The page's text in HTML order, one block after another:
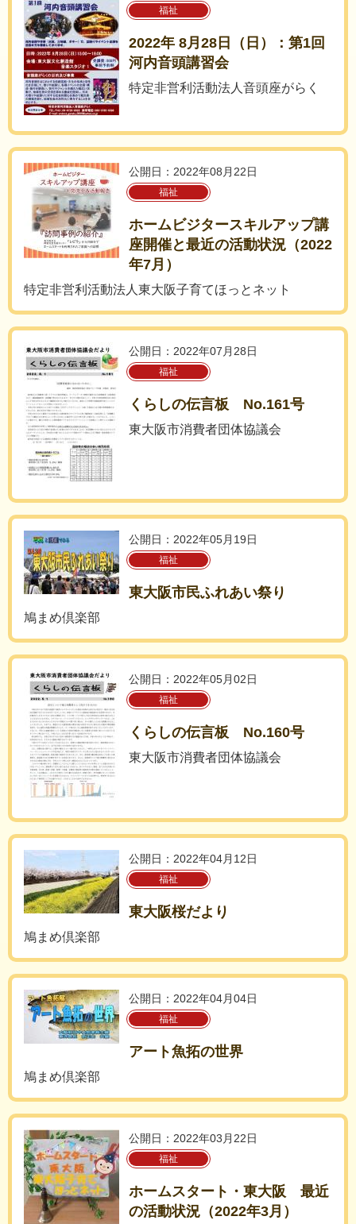
福祉
2022年 8月28日（日）：第1回
河内音頭講習会
特定非営利活動法人音頭座がらく
公開日：2022年08月22日
福祉
ホームビジタースキルアップ講
座開催と最近の活動状況（2022
年7月）
特定非営利活動法人東大阪子育てほっとネット
公開日：2022年07月28日
福祉
くらしの伝言板 No.161号
東大阪市消費者団体協議会
公開日：2022年05月19日
福祉
東大阪市民ふれあい祭り
鳩まめ倶楽部
公開日：2022年05月02日
福祉
くらしの伝言板 No.160号
東大阪市消費者団体協議会
公開日：2022年04月12日
福祉
東大阪桜だより
鳩まめ倶楽部
公開日：2022年04月04日
福祉
アート魚拓の世界
鳩まめ倶楽部
公開日：2022年03月22日
福祉
ホームスタート・東大阪 最近
の活動状況（2022年3月）